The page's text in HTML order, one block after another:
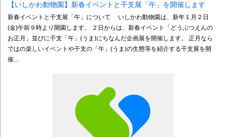
【いしかわ動物園】新春イベントと干支展「午」を開催します
新春イベントと干支展「午」について いしかわ動物園は、新年１月２日
(金)午前９時より開園します。 ２日からは、新春イベント「どうぶつえんの
お正月」並びに干支「午」(うま)にちなんだ企画展を開催します。 正月なら
ではの楽しいイベントや干支の「午」(うま)の生態等を紹介する干支展を開
催...